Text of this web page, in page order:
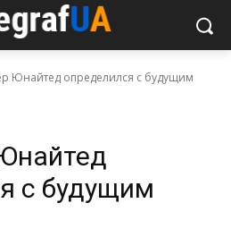
Юнайтед определился с будущим
с будущим